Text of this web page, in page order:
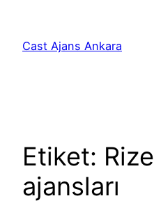
Cast Ajans Ankara
Etiket:
ajansları